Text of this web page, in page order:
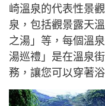
崎溫泉的代表性景
泉，包括觀景露天
之湯」等，每個溫
湯巡禮」是在溫泉
務，讓您可以穿著